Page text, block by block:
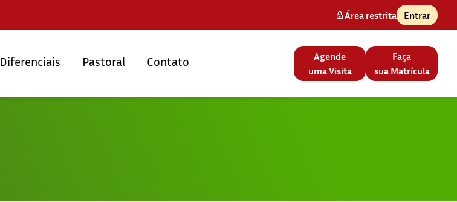
Área restrita Entrar
Diferenciais Pastoral Contato
Agende
uma Visita
Faça
sua Matrícula